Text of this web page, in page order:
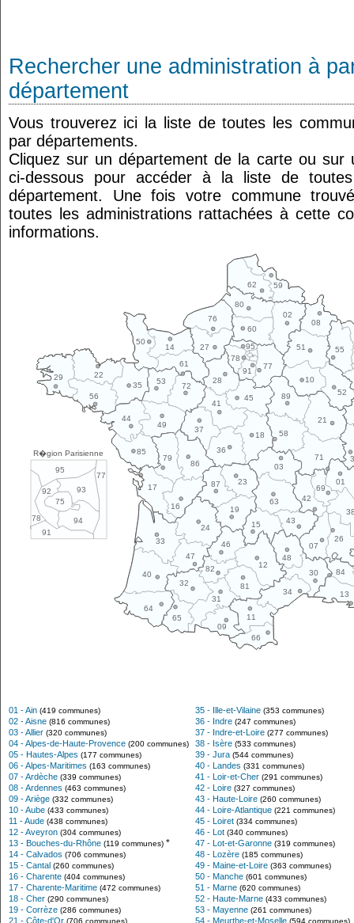
Rechercher une administration à
département
Vous trouverez ici la liste de toutes les
par départements.
Cliquez sur un département de la carte ou sur
ci-dessous pour accéder à la liste de
département. Une fois votre commune
toutes les administrations rattachées à cette
informations.
R�gion Parisienne
77
78
91
95
93
75
94
92
10
11
12
13
14
15
16
17
18
19
21
22
23
24
26
27
28
29
30
31
32
33
34
35
36
37
40
41
42
43
44
45
46
47
48
49
50
51
52
53
55
56
58
59
60
61
62
63
64
65
66
69
01
02
03
07
08
09
71
72
76
77
78
79
80
81
82 84
85
86
87
89
91
95
01 - Ain (419 communes)
02 - Aisne (816 communes)
03 - Allier (320 communes)
04 - Alpes-de-Haute-Provence (200 communes)
05 - Hautes-Alpes (177 communes)
06 - Alpes-Maritimes (163 communes)
07 - Ardèche (339 communes)
08 - Ardennes (463 communes)
09 - Ariège (332 communes)
10 - Aube (433 communes)
11 - Aude (438 communes)
12 - Aveyron (304 communes)
13 - Bouches-du-Rhône (119 communes) *
14 - Calvados (706 communes)
15 - Cantal (260 communes)
16 - Charente (404 communes)
17 - Charente-Maritime (472 communes)
18 - Cher (290 communes)
19 - Corrèze (286 communes)
21 - Côte-d'Or (706 communes)
35 - Ille-et-Vilaine (353 communes)
36 - Indre (247 communes)
37 - Indre-et-Loire (277 communes)
38 - Isère (533 communes)
39 - Jura (544 communes)
40 - Landes (331 communes)
41 - Loir-et-Cher (291 communes)
42 - Loire (327 communes)
43 - Haute-Loire (260 communes)
44 - Loire-Atlantique (221 communes)
45 - Loiret (334 communes)
46 - Lot (340 communes)
47 - Lot-et-Garonne (319 communes)
48 - Lozère (185 communes)
49 - Maine-et-Loire (363 communes)
50 - Manche (601 communes)
51 - Marne (620 communes)
52 - Haute-Marne (433 communes)
53 - Mayenne (261 communes)
54 - Meurthe-et-Moselle (594 communes)